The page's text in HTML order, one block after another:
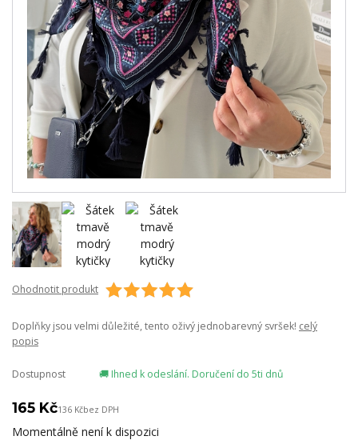
Ohodnotit produkt
Doplňky jsou velmi důležité, tento oživý jednobarevný svršek! celý
popis
Dostupnost 🚚 Ihned k odeslání. Doručení do 5ti dnů
165 Kč136 Kčbez DPH
Momentálně není k dispozici